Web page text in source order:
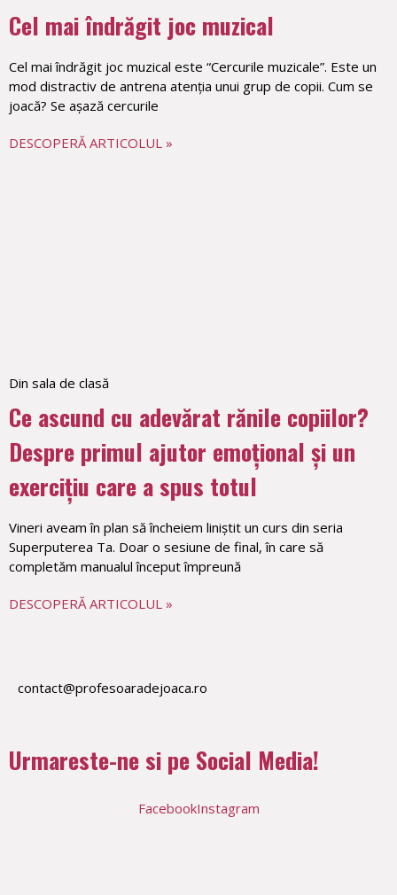
Cel mai îndrăgit joc muzical
Cel mai îndrăgit joc muzical este “Cercurile muzicale”. Este un
mod distractiv de antrena atenția unui grup de copii. Cum se
joacă? Se așază cercurile
DESCOPERĂ ARTICOLUL »
Din sala de clasă
Ce ascund cu adevărat rănile copiilor?
Despre primul ajutor emoțional și un
exercițiu care a spus totul
Vineri aveam în plan să încheiem liniștit un curs din seria
Superputerea Ta. Doar o sesiune de final, în care să
completăm manualul început împreună
DESCOPERĂ ARTICOLUL »
contact@profesoaradejoaca.ro
Urmareste-ne si pe Social Media!
FacebookInstagram